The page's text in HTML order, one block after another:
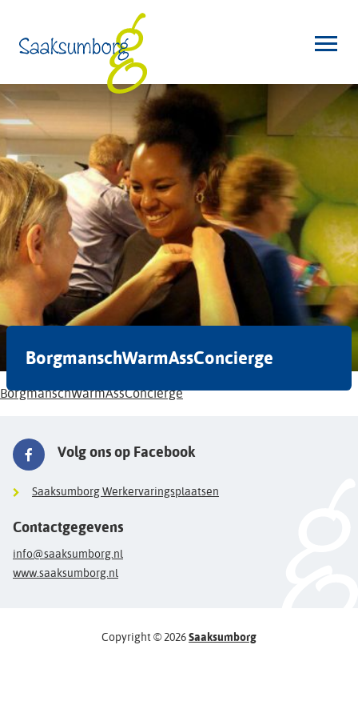
BorgmanschWarmAssConcierge
BorgmanschWarmAssConcierge
Volg ons op Facebook
Saaksumborg Werkervaringsplaatsen
Contactgegevens
info@saaksumborg.nl
www.saaksumborg.nl
Copyright © 2026Saaksumborg